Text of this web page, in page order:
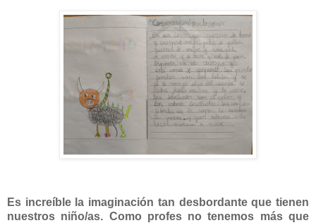
Es increíble la imaginación tan desbordante que tienen
nuestros niño/as. Como profes no tenemos más que